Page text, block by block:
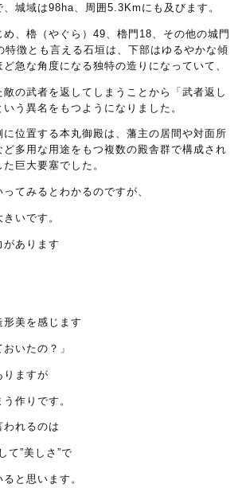
城域は98ha、周囲5.3Kmにも及びます。
、櫓（やぐら）49、櫓門18、その他の城門
特徴とも言える石垣は、下部はゆるやかな傾
急な角度になる独特の造りになっていて、
の武者を返してしまうことから「武者返し
いう異名をもつようになりました。
に位置する本丸御殿は、藩主の居間や対面所
ど多用な用途をもつ複数の殿舎群で構成され
巨大要塞でした。
てみるとわかるのですが、
いです。
があります
形美を感じます
いたの？」
りますが
作りです。
れるのは
て”美しさ”で
と思います。